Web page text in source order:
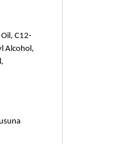
C12-
Alcohol,